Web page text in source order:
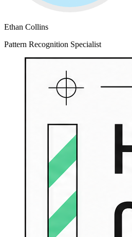
Ethan Collins
Pattern Recognition Specialist